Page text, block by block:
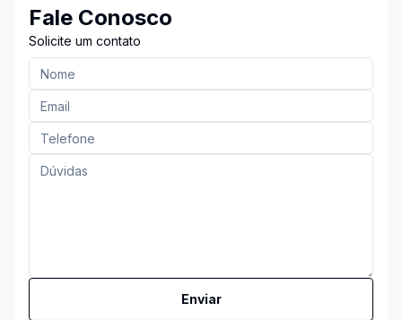
Fale Conosco
Solicite um contato
Enviar